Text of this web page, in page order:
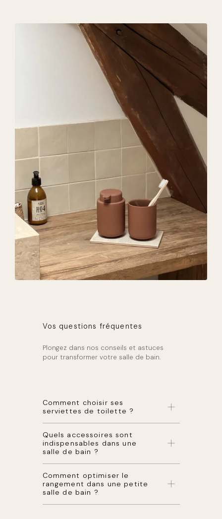
Vos questions fréquentes
Plongez dans nos conseils et astuces
pour transformer votre salle de bain.
Comment choisir ses
serviettes de toilette ?
éponge) et le grammage (400-500g/m²)
pour desserviettes de toilette
absorbantes et durables. Coordonnez les
couleurs avec votredéco salle de bain.
Quels accessoires sont
indispensables dans une
salle de bain ?
incluent un porte-serviettes
savon, ungobelet pour brosses à dents
unepoubelleet un
l’organisation quotidienne.
Comment optimiser le
rangement dans une petite
salle de bain ?